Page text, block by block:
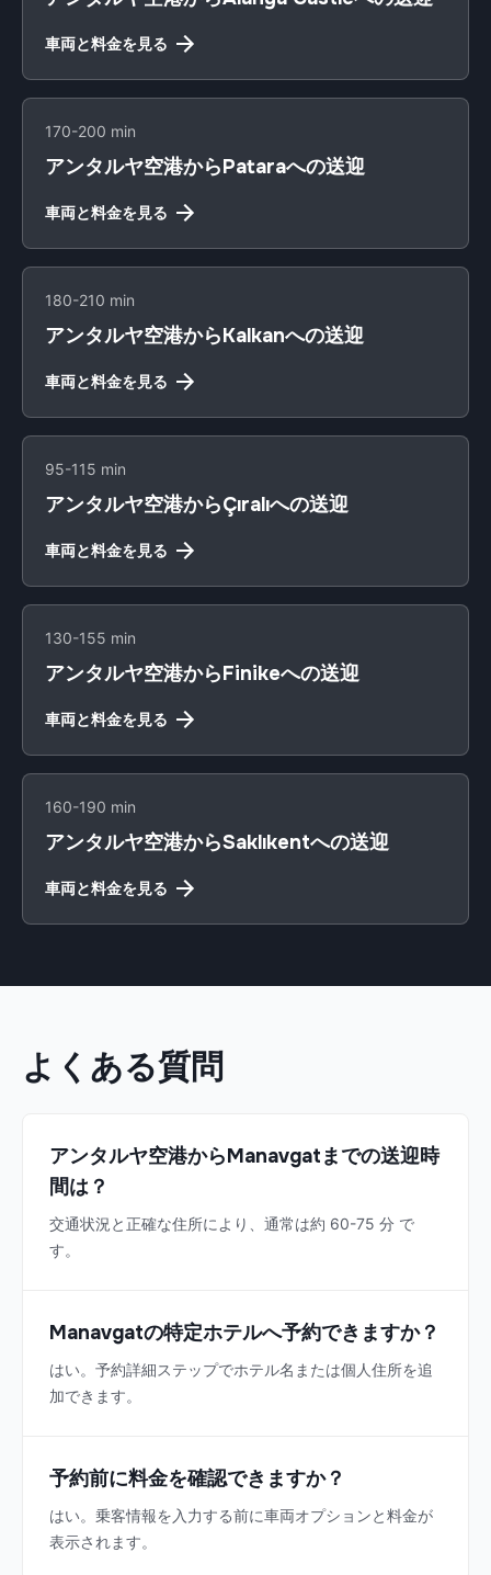
車両と料金を見る
170-200 min
アンタルヤ空港からPataraへの送迎
車両と料金を見る
180-210 min
アンタルヤ空港からKalkanへの送迎
車両と料金を見る
95-115 min
アンタルヤ空港からÇıralıへの送迎
車両と料金を見る
130-155 min
アンタルヤ空港からFinikeへの送迎
車両と料金を見る
160-190 min
アンタルヤ空港からSaklıkentへの送迎
車両と料金を見る
よくある質問
アンタルヤ空港からManavgatまでの送迎時
間は？
交通状況と正確な住所により、通常は約 60-75 分 で
す。
Manavgatの特定ホテルへ予約できますか？
はい。予約詳細ステップでホテル名または個人住所を追
加できます。
予約前に料金を確認できますか？
はい。乗客情報を入力する前に車両オプションと料金が
表示されます。